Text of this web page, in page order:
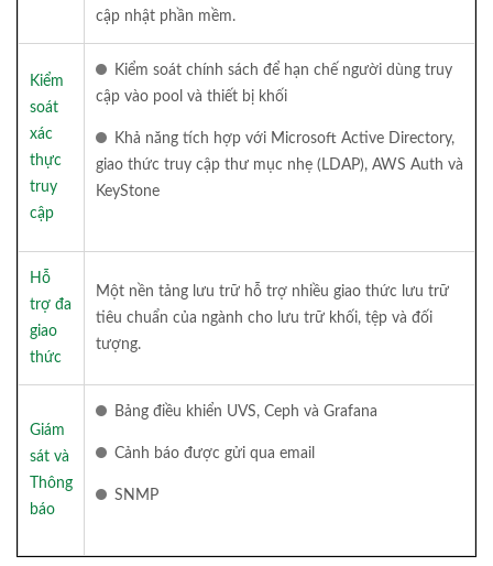
cập nhật phần mềm.
Kiểm
soát
xác
thực
truy
cập
Kiểm soát chính sách để hạn chế người dùng truy
cập vào pool và thiết bị khối
Khả năng tích hợp với Microsoft Active Directory,
giao thức truy cập thư mục nhẹ (LDAP), AWS Auth và
KeyStone
Hỗ
trợ đa
giao
thức
Một nền tảng lưu trữ hỗ trợ nhiều giao thức lưu trữ
tiêu chuẩn của ngành cho lưu trữ khối, tệp và đối
tượng.
Giám
sát và
Thông
báo
Bảng điều khiển UVS, Ceph và Grafana
Cảnh báo được gửi qua email
SNMP